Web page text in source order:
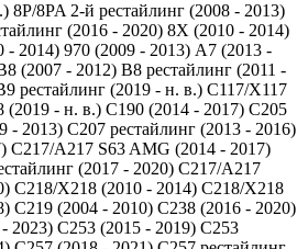
8P/8PA 2-й рестайлинг (2008 - 2013)
(2016 - 2020) 8X (2010 - 2014)
- 2014) 970 (2009 - 2013) A7 (2013 -
(2007 - 2012) B8 рестайлинг (2011 -
рестайлинг (2019 - н. в.) C117/X117
(2019 - н. в.) C190 (2014 - 2017) C205
- 2013) C207 рестайлинг (2013 - 2016)
C217/A217 S63 AMG (2014 - 2017)
(2017 - 2020) C217/A217
C218/X218 (2010 - 2014) C218/X218
C219 (2004 - 2010) C238 (2016 - 2020)
2023) C253 (2015 - 2019) C253